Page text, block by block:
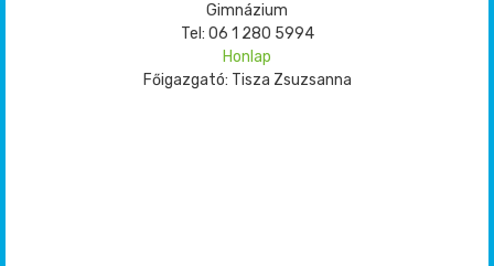
Gimnázium
Tel: 06 1 280 5994
Honlap
Főigazgató: Tisza Zsuzsanna